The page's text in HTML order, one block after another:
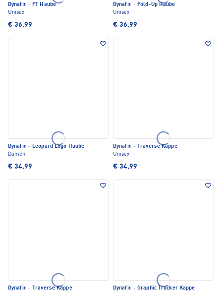
Dynafit · FT Haube
Unisex
€ 36,99
Dynafit · Fold-Up Haube
Unisex
€ 36,99
Dynafit · Leopard Logo Haube
Damen
€ 34,99
Dynafit ·
Traverse Kappe
Unisex
€ 34,99
Dynafit ·
Traverse Kappe
Dynafit · Graphic Trucker Kappe